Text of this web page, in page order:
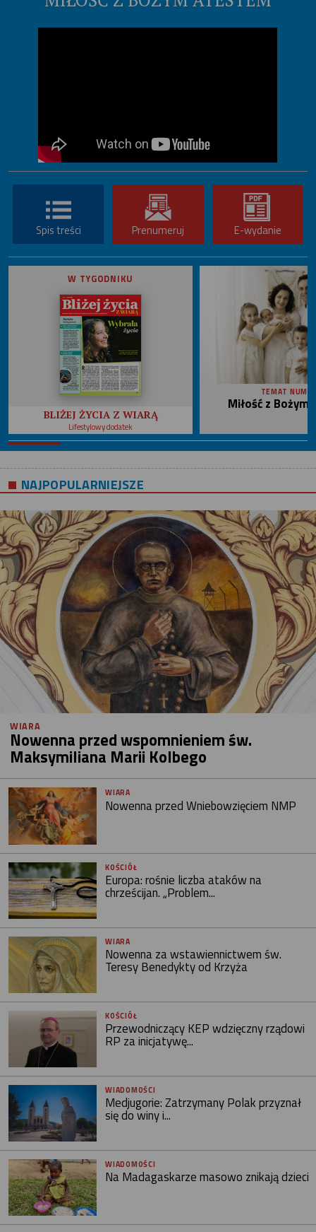
Spis treści Prenumeruj E-wydanie
W TYGODNIKU
BLIŻEJ ŻYCIA Z WIARĄ
Lifestylowy dodatek
TEMAT
Miłość z
NAJPOPULARNIEJSZE
WIARA
Nowenna przed wspomnieniem św.
Maksymiliana Marii Kolbego
WIARA
Nowenna przed Wniebowzięciem NMP
KOŚCIÓŁ
Europa: rośnie liczba ataków na
chrześcijan. „Problem...
WIARA
Nowenna za wstawiennictwem św.
Teresy Benedykty od Krzyża
KOŚCIÓŁ
Przewodniczący KEP wdzięczny rządowi
RP za inicjatywę...
WIADOMOŚCI
Medjugorie: Zatrzymany Polak przyznał
się do winy i...
WIADOMOŚCI
Na Madagaskarze masowo znikają dzieci